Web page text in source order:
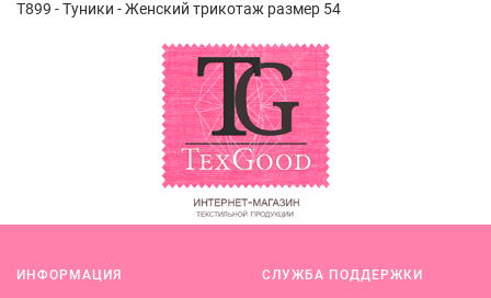
Т899 - Туники - Женский трикотаж размер 54
ИНФОРМАЦИЯ СЛУЖБА ПОДДЕРЖКИ